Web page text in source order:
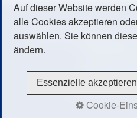
Ambulance MedicPlus e.
Telefon: +49
Auf dieser Website werden
alle Cookies akzeptieren
auswählen. Sie können
ändern.
Essenzielle akzeptieren
Cookie-